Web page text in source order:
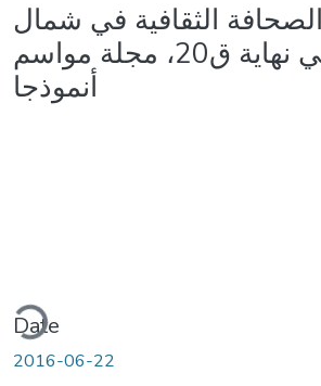
الثقافية في شمال
المغرب في نهاية ق20، مجلة مواسم
أنموذجا
Date
2016-06-22